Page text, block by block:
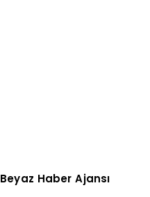
Beyaz Haber Ajansı